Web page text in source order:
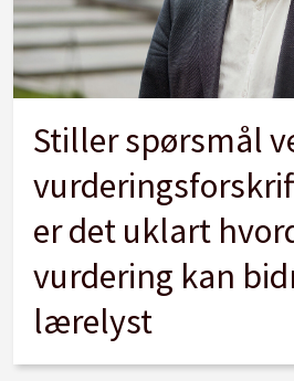
Stiller spørsmål
er det uklart
vurdering kan
lærelyst